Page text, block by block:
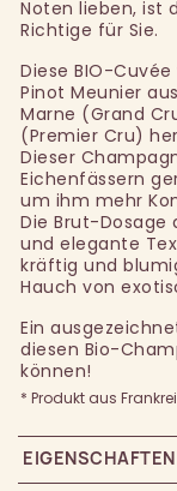
Noten lieben, ist
Richtige für Sie.
Diese BIO-
Pinot Meunier
Marne (Grand
(Premier Cru)
Dieser
Eichenfässern
um ihm mehr
Die Brut-
und elegante
kräftig und
Hauch von
Ein
diesen Bio-
können!
* Produkt aus
EIGENSCHAFTEN